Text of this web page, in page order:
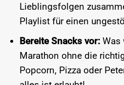
Lieblingsfolgen
Playlist für einen
Bereite Snacks vor:Was
Marathon ohne die
Popcorn, Pizza oder